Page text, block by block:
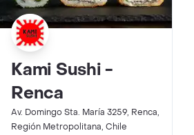
Kami Sushi -
Renca
Av. Domingo Sta. María 3259, Renca,
Región Metropolitana, Chile